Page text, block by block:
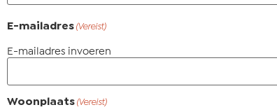
E-mailadres (Vereist)
E-mailadres invoeren
Woonplaats (Vereist)